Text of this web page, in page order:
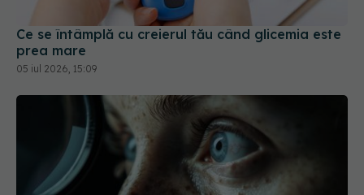
Ce se întâmplă cu creierul tău când glicemia este
prea mare
05 iul 2026, 15:09